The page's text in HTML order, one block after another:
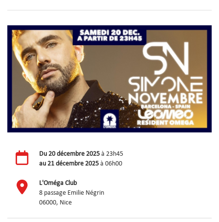
Du 20 décembre 2025 à 23h45
au 21 décembre 2025 à 06h00
L'Oméga Club
8 passage Emilie Négrin
06000, Nice